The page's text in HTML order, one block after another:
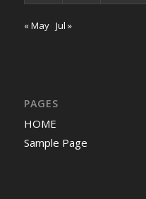
« May Jul »
PAGES
HOME
Sample Page